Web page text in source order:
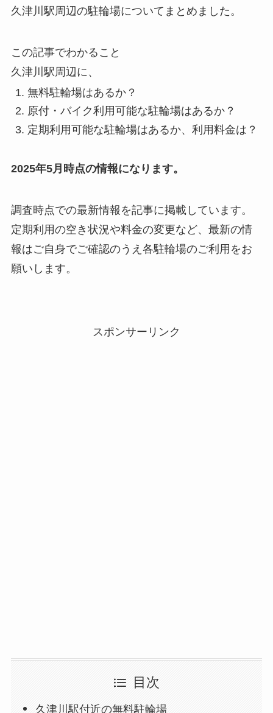
久津川駅周辺の駐輪場についてまとめました。
この記事でわかること
久津川駅周辺に、
無料駐輪場はあるか？
原付・バイク利用可能な駐輪場はあるか？
定期利用可能な駐輪場はあるか、利用料金は？
2025年5月時点の情報になります。
調査時点での最新情報を記事に掲載しています。
定期利用の空き状況や料金の変更など、最新の情
報はご自身でご確認のうえ各駐輪場のご利用をお
願いします。
スポンサーリンク
目次
久津川駅付近の無料駐輪場